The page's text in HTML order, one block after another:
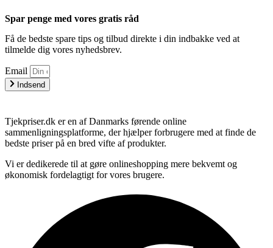
Spar penge med vores gratis råd
Få de bedste spare tips og tilbud direkte i din indbakke ved at
tilmelde dig vores nyhedsbrev.
Email
Indsend
Tjekpriser.dk er en af Danmarks førende online
sammenligningsplatforme, der hjælper forbrugere med at finde de
bedste priser på en bred vifte af produkter.
Vi er dedikerede til at gøre onlineshopping mere bekvemt og
økonomisk fordelagtigt for vores brugere.